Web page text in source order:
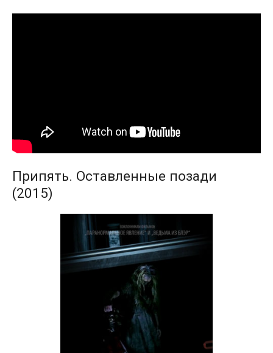
Припять. Оставленные позади
(2015)